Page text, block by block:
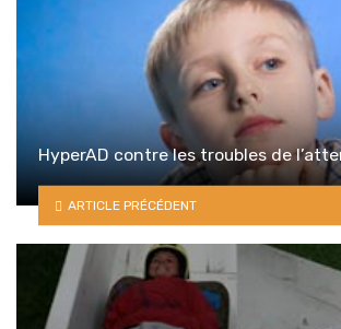
HyperAD contre les troubles de
ARTICLE PRÉCÉDENT